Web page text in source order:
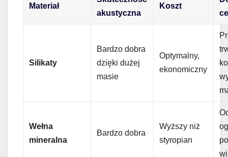
Materiał
akustyczna
Koszt
Silikaty
Bardzo dobra
dzięki dużej
masie
Optymalny,
ekonomiczny
Wełna
mineralna
Bardzo dobra
Wyższy niż
styropian